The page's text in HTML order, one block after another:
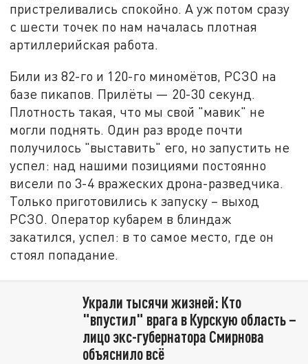
пристреливались спокойно. А уж потом сразу
с шести точек по нам началась плотная
артиллерийская работа.
Били из 82-го и 120-го миномётов, РСЗО на
базе пикапов. Прилёты — 20-30 секунд.
Плотность такая, что мы свой "мавик" не
могли поднять. Один раз вроде почти
получилось "выставить" его, но запустить не
успел: над нашими позициями постоянно
висели по 3-4 вражеских дрона-разведчика.
Только приготовились к запуску – выход
РСЗО. Оператор кубарем в блиндаж
закатился, успел: в то самое место, где он
стоял попадание.
Украли тысячи жизней: Кто
"впустил" врага в Курскую область –
лицо экс-губернатора Смирнова
объяснило всё